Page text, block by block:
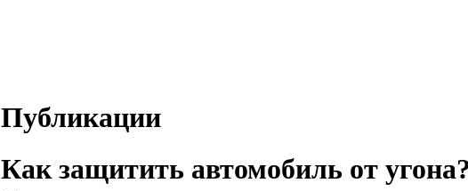
Публикации
Как защитить автомобиль от угона?